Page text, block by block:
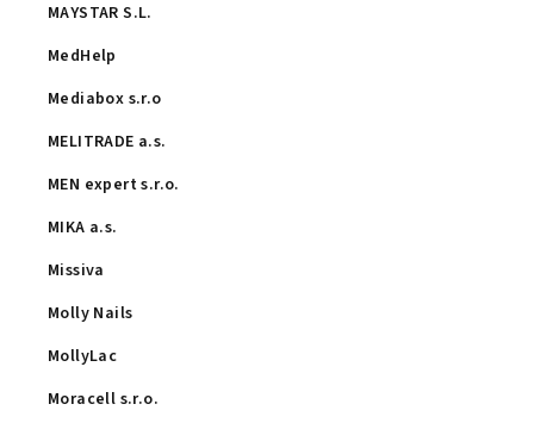
MAYSTAR S.L.
MedHelp
Mediabox s.r.o
MELITRADE a.s.
MEN expert s.r.o.
MIKA a.s.
Missiva
Molly Nails
MollyLac
Moracell s.r.o.